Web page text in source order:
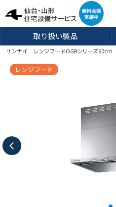
取り扱い製品
リンナイ レンジフードOGRシリーズ60cm
レンジフード